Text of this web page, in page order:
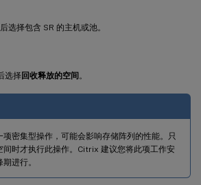
选择包含 SR 的主机或池。
选择回收释放的空间。
项密集型操作，可能会影响存储阵列的性能。只
间时才执行此操作。Citrix 建议您将此项工作安
进行。